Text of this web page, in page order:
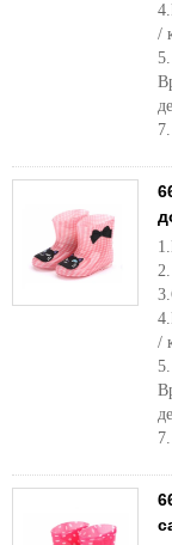
/
/